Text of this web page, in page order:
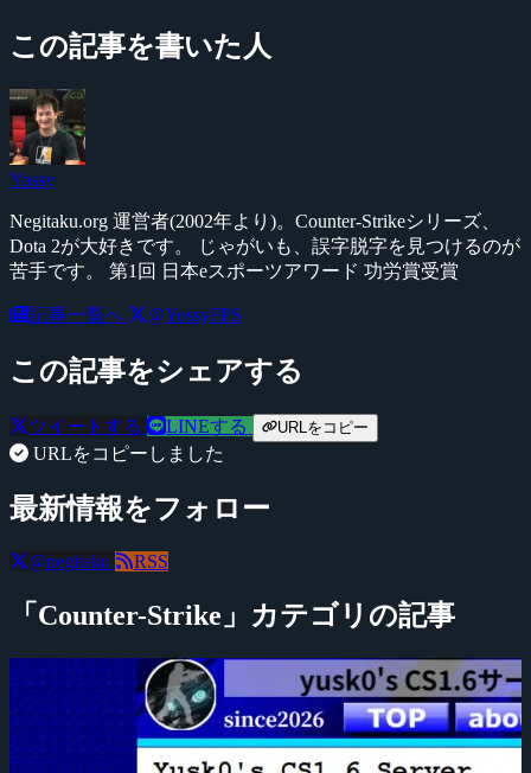
この記事を書いた人
Yossy
Negitaku.org 運営者(2002年より)。Counter-Strikeシリーズ、
Dota 2が大好きです。 じゃがいも、誤字脱字を見つけるのが
苦手です。 第1回 日本eスポーツアワード 功労賞受賞
記事一覧へ @YossyFPS
この記事をシェアする
ツイートする LINEする URLをコピー
URLをコピーしました
最新情報をフォロー
@negitaku RSS
「Counter-Strike」カテゴリの記事